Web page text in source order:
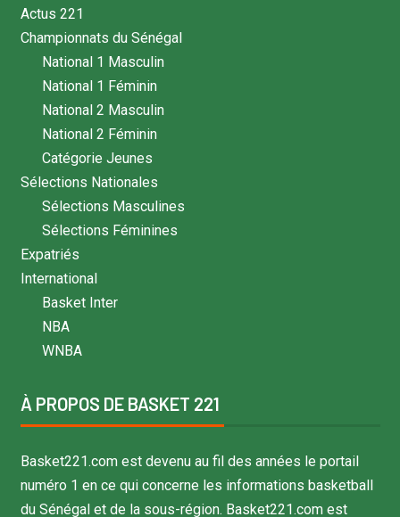
Actus 221
Championnats du Sénégal
National 1 Masculin
National 1 Féminin
National 2 Masculin
National 2 Féminin
Catégorie Jeunes
Sélections Nationales
Sélections Masculines
Sélections Féminines
Expatriés
International
Basket Inter
NBA
WNBA
À PROPOS DE BASKET 221
Basket221.com est devenu au fil des années le portail
numéro 1 en ce qui concerne les informations basketball
du Sénégal et de la sous-région. Basket221.com est